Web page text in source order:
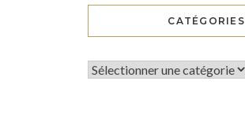
CATÉGORIES